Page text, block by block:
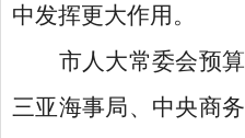
中发挥更大作用。
市人大常委会预
三亚海事局、中央商